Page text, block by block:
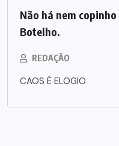
Não há nem
Botelho.
REDAÇÃO
CAOS É ELOGIO